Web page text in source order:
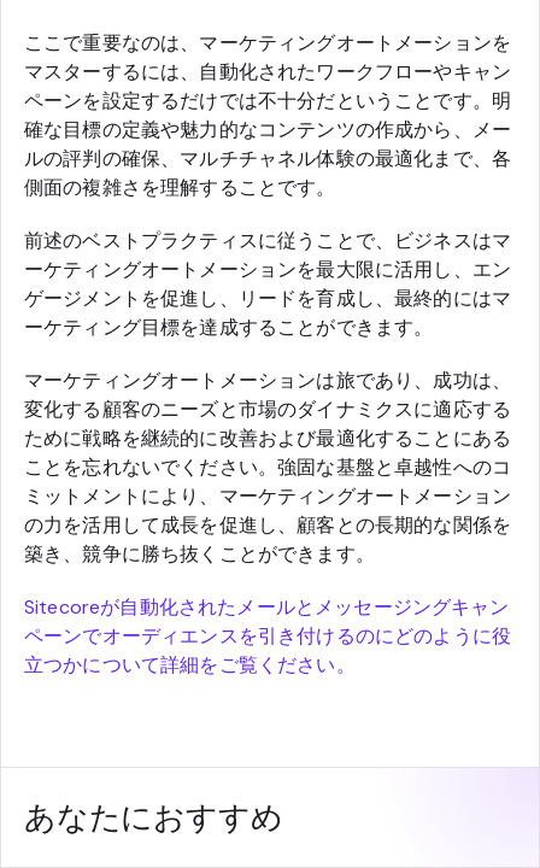
ここで重要なのは、マーケティングオートメーションを
マスターするには、自動化されたワークフローやキャン
ペーンを設定するだけでは不十分だということです。明
確な目標の定義や魅力的なコンテンツの作成から、メー
ルの評判の確保、マルチチャネル体験の最適化まで、各
側面の複雑さを理解することです。
前述のベストプラクティスに従うことで、ビジネスはマ
ーケティングオートメーションを最大限に活用し、エン
ゲージメントを促進し、リードを育成し、最終的にはマ
ーケティング目標を達成することができます。
マーケティングオートメーションは旅であり、成功は、
変化する顧客のニーズと市場のダイナミクスに適応する
ために戦略を継続的に改善および最適化することにある
ことを忘れないでください。強固な基盤と卓越性へのコ
ミットメントにより、マーケティングオートメーション
の力を活用して成長を促進し、顧客との長期的な関係を
築き、競争に勝ち抜くことができます。
Sitecoreが自動化されたメールとメッセージングキャン
ペーンでオーディエンスを引き付けるのにどのように役
立つかについて詳細をご覧ください。
あなたにおすすめ